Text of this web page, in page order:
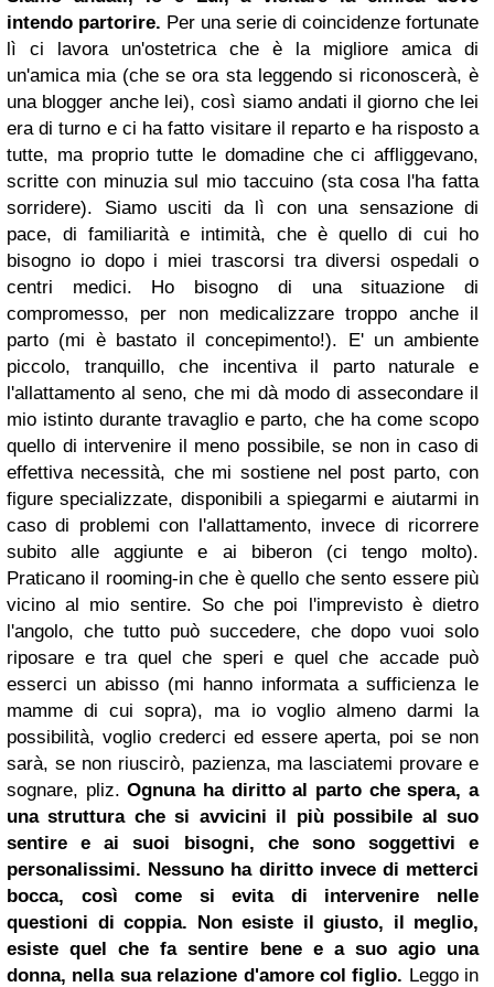
intendo partorire. Per una serie di coincidenze fortunate
lì ci lavora un'ostetrica che è la migliore amica di
un'amica mia (che se ora sta leggendo si riconoscerà, è
una blogger anche lei), così siamo andati il giorno che lei
era di turno e ci ha fatto visitare il reparto e ha risposto a
tutte, ma proprio tutte le domadine che ci affliggevano,
scritte con minuzia sul mio taccuino (sta cosa l'ha fatta
sorridere). Siamo usciti da lì con una sensazione di
pace, di familiarità e intimità, che è quello di cui ho
bisogno io dopo i miei trascorsi tra diversi ospedali o
centri medici. Ho bisogno di una situazione di
compromesso, per non medicalizzare troppo anche il
parto (mi è bastato il concepimento!). E' un ambiente
piccolo, tranquillo, che incentiva il parto naturale e
l'allattamento al seno, che mi dà modo di assecondare il
mio istinto durante travaglio e parto, che ha come scopo
quello di intervenire il meno possibile, se non in caso di
effettiva necessità, che mi sostiene nel post parto, con
figure specializzate, disponibili a spiegarmi e aiutarmi in
caso di problemi con l'allattamento, invece di ricorrere
subito alle aggiunte e ai biberon (ci tengo molto).
Praticano il rooming-in che è quello che sento essere più
vicino al mio sentire. So che poi l'imprevisto è dietro
l'angolo, che tutto può succedere, che dopo vuoi solo
riposare e tra quel che speri e quel che accade può
esserci un abisso (mi hanno informata a sufficienza le
mamme di cui sopra), ma io voglio almeno darmi la
possibilità, voglio crederci ed essere aperta, poi se non
sarà, se non riuscirò, pazienza, ma lasciatemi provare e
sognare, pliz.Ognuna ha diritto al parto che spera, a
una struttura che si avvicini il più possibile al suo
sentire e ai suoi bisogni, che sono soggettivi e
personalissimi. Nessuno ha diritto invece di metterci
bocca, così come si evita di intervenire nelle
questioni di coppia. Non esiste il giusto, il meglio,
esiste quel che fa sentire bene e a suo agio una
donna, nella sua relazione d'amore col figlio. Leggo in